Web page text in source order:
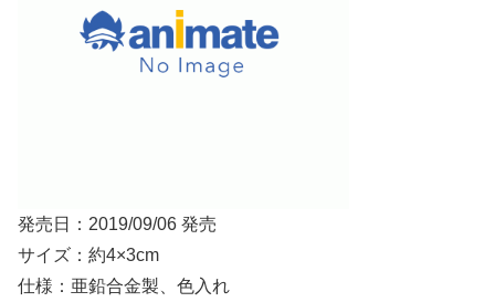
発売日：2019/09/06 発売
サイズ：約4×3cm
仕様：亜鉛合金製、色入れ